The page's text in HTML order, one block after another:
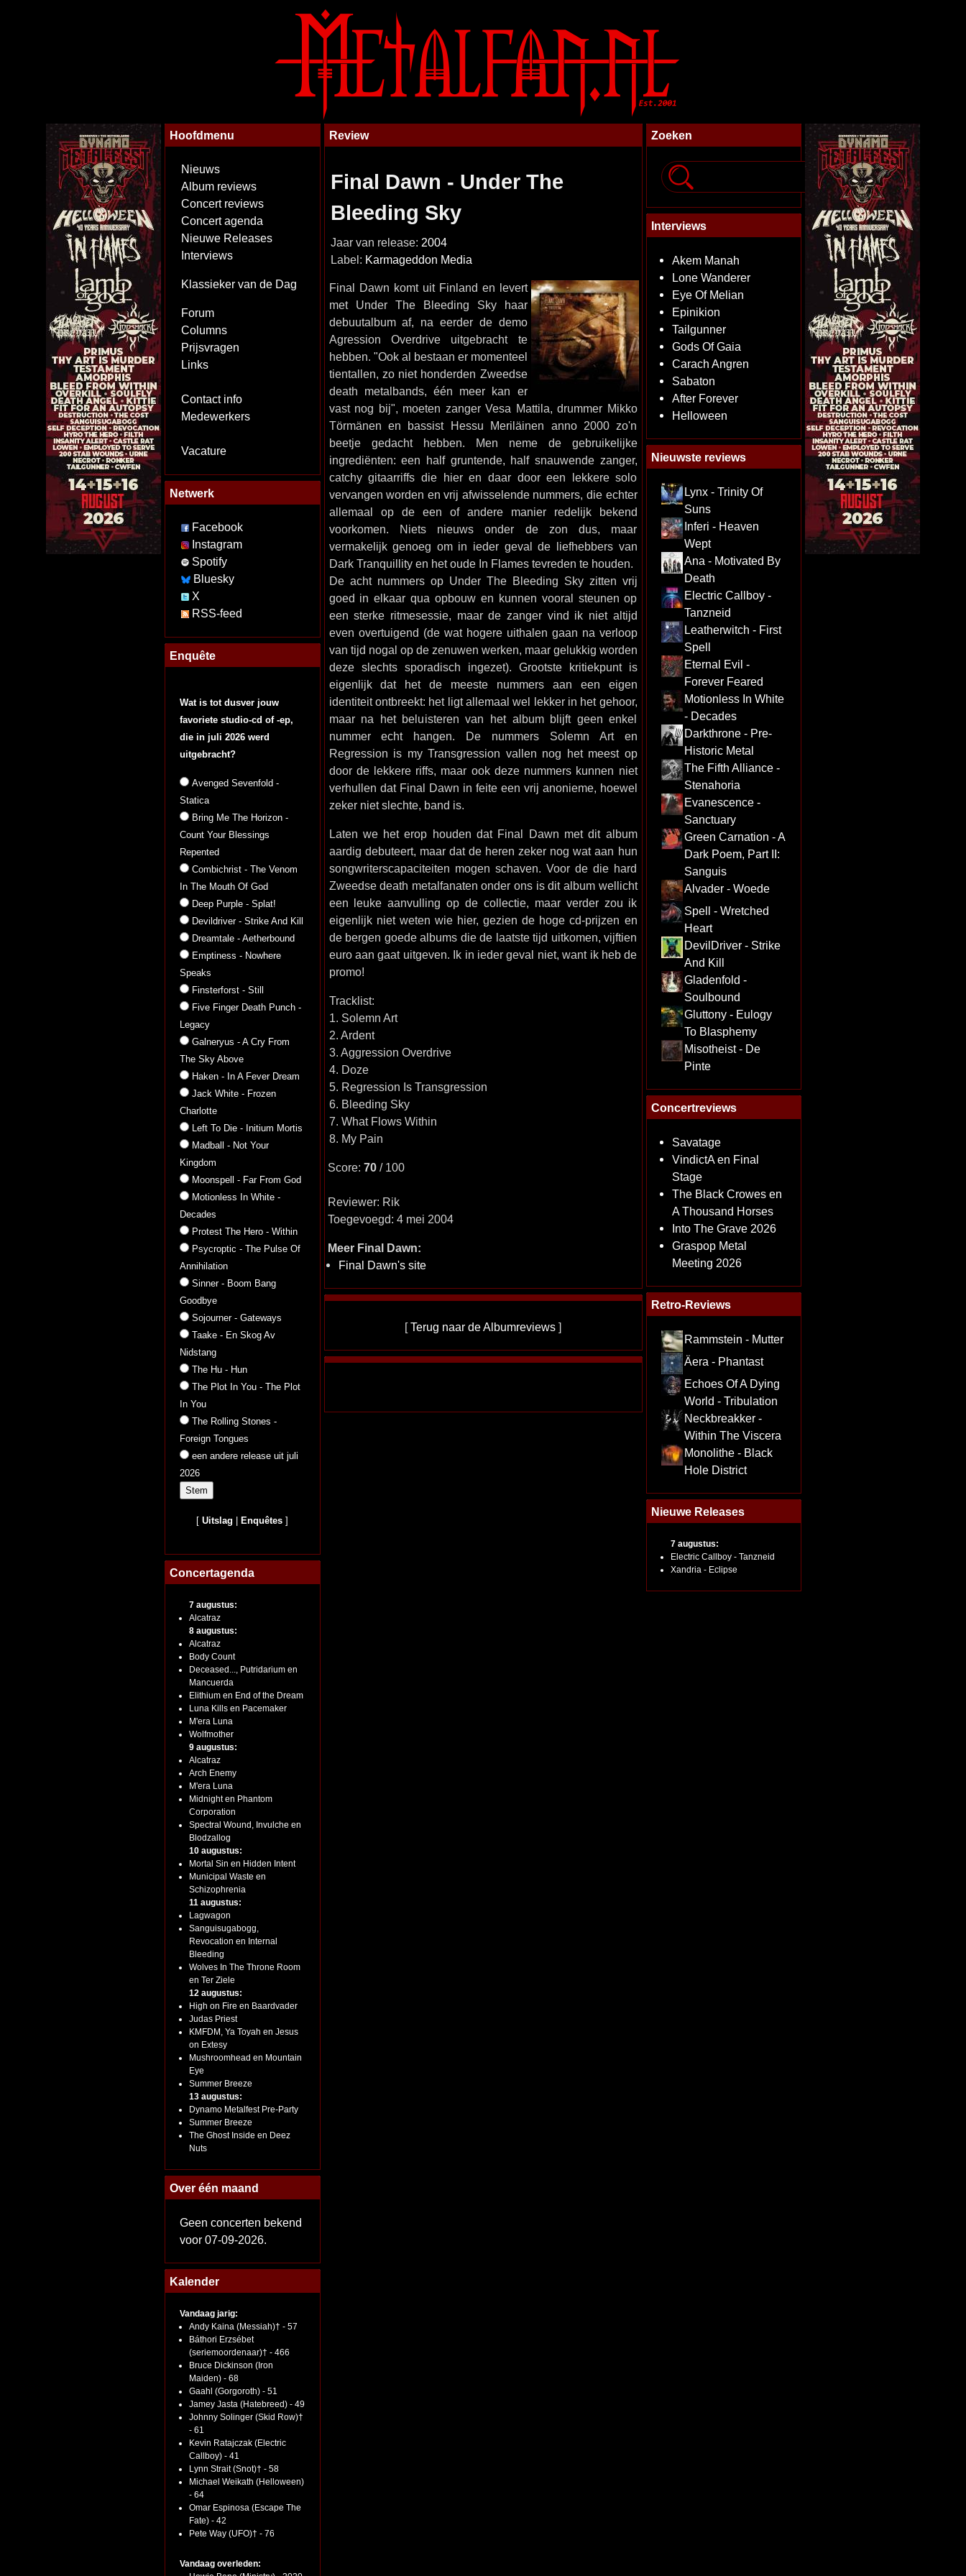
Hoofdmenu
Nieuws
Album reviews
Concert reviews
Concert agenda
Nieuwe Releases
Interviews
Klassieker van de Dag
Forum
Columns
Prijsvragen
Links
Contact info
Medewerkers
Vacature
Netwerk
Facebook
Instagram
Spotify
Bluesky
X
RSS-feed
Enquête
Wat is tot dusver jouw
favoriete studio-cd of -ep,
die in juli 2026 werd
uitgebracht?
Avenged Sevenfold -
Statica
Bring Me The Horizon -
Count Your Blessings
Repented
Combichrist - The Venom
In The Mouth Of God
Deep Purple - Splat!
Devildriver - Strike And Kill
Dreamtale - Aetherbound
Emptiness - Nowhere
Speaks
Finsterforst - Still
Five Finger Death Punch -
Legacy
Galneryus - A Cry From
The Sky Above
Haken - In A Fever Dream
Jack White - Frozen
Charlotte
Left To Die - Initium Mortis
Madball - Not Your
Kingdom
Moonspell - Far From God
Motionless In White -
Decades
Protest The Hero - Within
Psycroptic - The Pulse Of
Annihilation
Sinner - Boom Bang
Goodbye
Sojourner - Gateways
Taake - En Skog Av
Nidstang
The Hu - Hun
The Plot In You - The Plot
In You
The Rolling Stones -
Foreign Tongues
een andere release uit juli
2026
[Uitslag Enquêtes ]
Concertagenda
7 augustus:
Alcatraz
8 augustus:
Alcatraz
Body Count
Deceased..., Putridarium en
Mancuerda
Elithium en End of the Dream
Luna Kills en Pacemaker
M'era Luna
Wolfmother
9 augustus:
Alcatraz
Arch Enemy
M'era Luna
Midnight en Phantom
Corporation
Spectral Wound, Invulche en
Blodzallog
10 augustus:
Mortal Sin en Hidden Intent
Municipal Waste en
Schizophrenia
11 augustus:
Lagwagon
Sanguisugabogg,
Revocation en Internal
Bleeding
Wolves In The Throne Room
en Ter Ziele
12 augustus:
High on Fire en Baardvader
Judas Priest
KMFDM, Ya Toyah en Jesus
on Extesy
Mushroomhead en Mountain
Eye
Summer Breeze
13 augustus:
Dynamo Metalfest Pre-Party
Summer Breeze
The Ghost Inside en Deez
Nuts
Over één maand
Geen concerten bekend
voor 07-09-2026.
Kalender
Vandaag jarig:
Andy Kaina (Messiah)† - 57
Báthori Erzsébet
(seriemoordenaar)† - 466
Bruce Dickinson (Iron
Maiden) - 68
Gaahl (Gorgoroth) - 51
Jamey Jasta (Hatebreed) - 49
Johnny Solinger (Skid Row)†
- 61
Kevin Ratajczak (Electric
Callboy) - 41
Lynn Strait (Snot)† - 58
Michael Weikath (Helloween)
- 64
Omar Espinosa (Escape The
Fate) - 42
Pete Way (UFO)† - 76
Vandaag overleden:
Review
Final Dawn - Under The
Bleeding Sky
Jaar van release: 2004
Label: Karmageddon Media
Final Dawn komt uit Finland en levert
met Under The Bleeding Sky haar
debuutalbum af, na eerder de demo
Agression Overdrive uitgebracht te
hebben. "Ook al bestaan er momenteel
tientallen, zo niet honderden Zweedse
death metalbands, één meer kan er
vast nog bij", moeten zanger Vesa Mattila, drummer Mikko
Törmänen en bassist Hessu Meriläinen anno 2000 zo'n
beetje gedacht hebben. Men neme de gebruikelijke
ingrediënten: een half gruntende, half snauwende zanger,
catchy gitaarriffs die hier en daar door een lekkere solo
vervangen worden en vrij afwisselende nummers, die echter
allemaal op de een of andere manier redelijk bekend
voorkomen. Niets nieuws onder de zon dus, maar
vermakelijk genoeg om in ieder geval de liefhebbers van
Dark Tranquillity en het oude In Flames tevreden te houden.
De acht nummers op Under The Bleeding Sky zitten vrij
goed in elkaar qua opbouw en kunnen vooral steunen op
een sterke ritmesessie, maar de zanger vind ik niet altijd
even overtuigend (de wat hogere uithalen gaan na verloop
van tijd nogal op de zenuwen werken, maar gelukkig worden
deze slechts sporadisch ingezet). Grootste kritiekpunt is
eigenlijk dat het de meeste nummers aan een eigen
identiteit ontbreekt: het ligt allemaal wel lekker in het gehoor,
maar na het beluisteren van het album blijft geen enkel
nummer echt hangen. De nummers Solemn Art en
Regression is my Transgression vallen nog het meest op
door de lekkere riffs, maar ook deze nummers kunnen niet
verhullen dat Final Dawn in feite een vrij anonieme, hoewel
zeker niet slechte, band is.
Laten we het erop houden dat Final Dawn met dit album
aardig debuteert, maar dat de heren zeker nog wat aan hun
songwriterscapaciteiten mogen schaven. Voor de die hard
Zweedse death metalfanaten onder ons is dit album wellicht
een leuke aanvulling op de collectie, maar verder zou ik
eigenlijk niet weten wie hier, gezien de hoge cd-prijzen en
de bergen goede albums die de laatste tijd uitkomen, vijftien
euro aan gaat uitgeven. Ik in ieder geval niet, want ik heb de
promo!
Tracklist:
1. Solemn Art
2. Ardent
3. Aggression Overdrive
4. Doze
5. Regression Is Transgression
6. Bleeding Sky
7. What Flows Within
8. My Pain
Score: 70/ 100
Reviewer: Rik
Toegevoegd: 4 mei 2004
Meer Final Dawn:
Final Dawn's site
[Terug naar de Albumreviews ]
Zoeken
Interviews
Akem Manah
Lone Wanderer
Eye Of Melian
Epinikion
Tailgunner
Gods Of Gaia
Carach Angren
Sabaton
After Forever
Helloween
Nieuwste reviews
Lynx - Trinity Of
Suns
Inferi - Heaven
Wept
Ana - Motivated By
Death
Electric Callboy -
Tanzneid
Leatherwitch - First
Spell
Eternal Evil -
Forever Feared
Motionless In White
- Decades
Darkthrone - Pre-
Historic Metal
The Fifth Alliance -
Stenahoria
Evanescence -
Sanctuary
Green Carnation - A
Dark Poem, Part II:
Sanguis
Alvader - Woede
Spell - Wretched
Heart
DevilDriver - Strike
And Kill
Gladenfold -
Soulbound
Gluttony - Eulogy
To Blasphemy
Misotheist - De
Pinte
Concertreviews
Savatage
VindictA en Final
Stage
The Black Crowes en
A Thousand Horses
Into The Grave 2026
Graspop Metal
Meeting 2026
Retro-Reviews
Rammstein - Mutter
Äera - Phantast
Echoes Of A Dying
World - Tribulation
Neckbreakker -
Within The Viscera
Monolithe - Black
Hole District
Nieuwe Releases
7 augustus:
Electric Callboy - Tanzneid
Xandria - Eclipse